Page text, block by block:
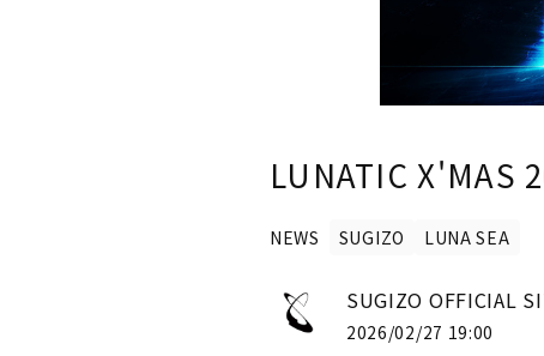
LUNATIC X'MAS
NEWS SUGIZO LUNA SEA
SUGIZO OFFICIAL
2026/02/27 19:00